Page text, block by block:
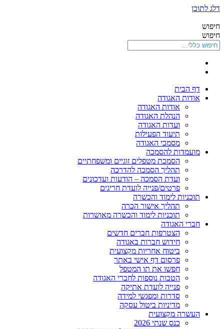
דלג לתוכן
חיפוש
חיפוש
דף הבית
אודות האגודה
אודות האגודה
הנהלת האגודה
ועדות האגודה
תיעוד הפעילות
מסמכי האגודה
מועמדות להסמכה
הסמכת מטפלים זוגיים ומשפחתיים
תהליך הסמכה להדרכה
ועדת הסמכה – הודעות ועדכונים
פרטים/פנייה לועדת חריגים
תוכניות לימוד והכשרה
תהליך אישור הכרה
תוכניות לימוד והכשרה מאושרות
חברי האגודה
הצטרפות חברים חדשים
חידוש חברות באגודה
ביטוח אחריות מקצועית
פרסום דף אישי באתר
חפשו את תו המטפל
הטבות נוספות לחברי האגודה
פנייה לועדת אתיקה
סדרות ומפגשי למידה
מדיניות ביטול עסקה
העשרה מקצועית
כנס שנתי 2026